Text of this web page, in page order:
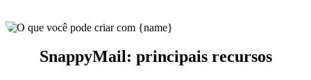
SnappyMail: principais recursos